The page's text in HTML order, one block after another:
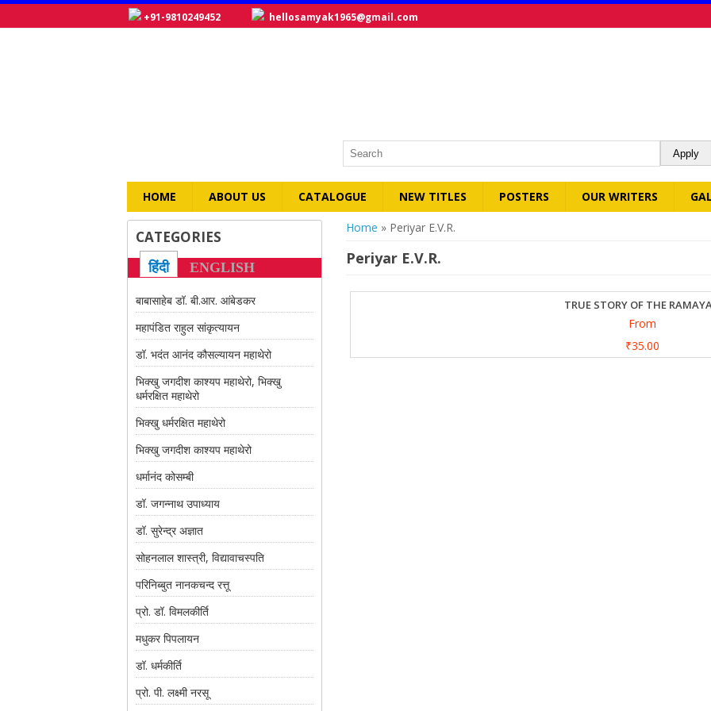
+91-9810249452 hellosamyak1965@gmail.com
HOME ABOUT US CATALOGUE NEW TITLES POSTERS OUR WRITERS
You are here
Home » Periyar E.V.R.
Periyar E.V.R.
TRUE STORY OF THE
From
₹35.00
CATEGORIES
हिंदी ENGLISH
बाबासाहेब डॉ. बी.आर. आंबेडकर
महापंडित राहुल सांकृत्यायन
डॉ. भदंत आनंद कौसल्यायन महाथेरो
भिक्खु जगदीश काश्यप महाथेरो, भिक्खु
धर्मरक्षित महाथेरो
भिक्खु धर्मरक्षित महाथेरो
भिक्खु जगदीश काश्यप महाथेरो
धर्मानंद कोसम्बी
डॉ. जगन्नाथ उपाध्याय
डॉ. सुरेन्द्र अज्ञात
सोहनलाल शास्त्री, विद्यावाचस्पति
परिनिब्बुत नानकचन्द रत्तू
प्रो. डॉ. विमलकीर्ति
मधुकर पिपलायन
डॉ. धर्मकीर्ति
प्रो. पी. लक्ष्मी नरसू